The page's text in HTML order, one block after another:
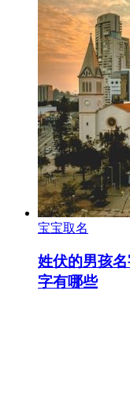
宝宝取名
姓伏的男孩
字有哪些